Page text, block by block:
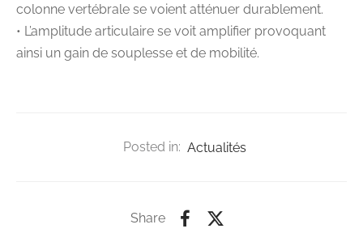
colonne vertébrale se voient atténuer durablement.
• L’amplitude articulaire se voit amplifier provoquant
ainsi un gain de souplesse et de mobilité.
Posted in: Actualités
Share